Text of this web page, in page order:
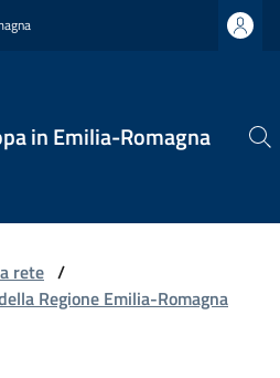
in Emilia-Romagna
rete /
Regione Emilia-Romagna